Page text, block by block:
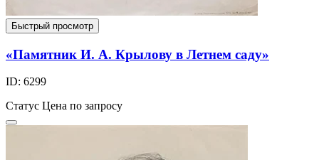
Быстрый просмотр
«Памятник И. А. Крылову в Летнем саду»
ID: 6299
Статус Цена по запросу